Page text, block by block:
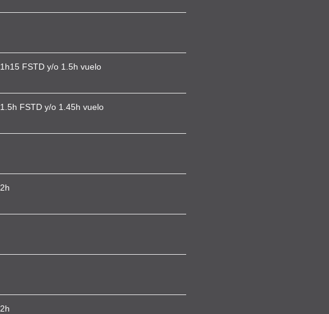
1h15 FSTD y/o 1.5h vuelo
1.5h FSTD y/o 1.45h vuelo
2h
2h